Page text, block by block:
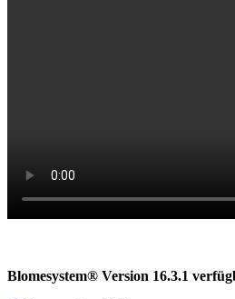
Blomesystem® Version 16.3.1